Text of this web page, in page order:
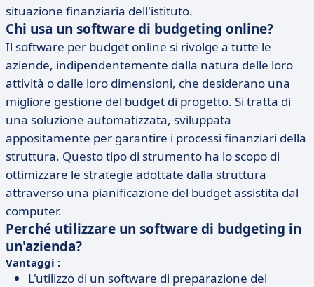
situazione finanziaria dell'istituto.
Chi usa un software di budgeting online?
Il software per budget online si rivolge a tutte le
aziende, indipendentemente dalla natura delle loro
attività o dalle loro dimensioni, che desiderano una
migliore gestione del budget di progetto. Si tratta di
una soluzione automatizzata, sviluppata
appositamente per garantire i processi finanziari della
struttura. Questo tipo di strumento ha lo scopo di
ottimizzare le strategie adottate dalla struttura
attraverso una pianificazione del budget assistita dal
computer.
Perché utilizzare un software di budgeting in
un'azienda?
Vantaggi :
L'utilizzo di un software di preparazione del